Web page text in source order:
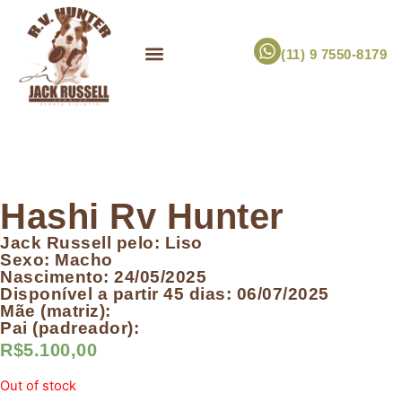
(11) 9 7550-8179
Hashi Rv Hunter
Jack Russell pelo: Liso
Sexo: Macho
Nascimento: 24/05/2025
Disponível a partir 45 dias: 06/07/2025
Mãe (matriz):
Pai (padreador):
R$5.100,00
Out of stock